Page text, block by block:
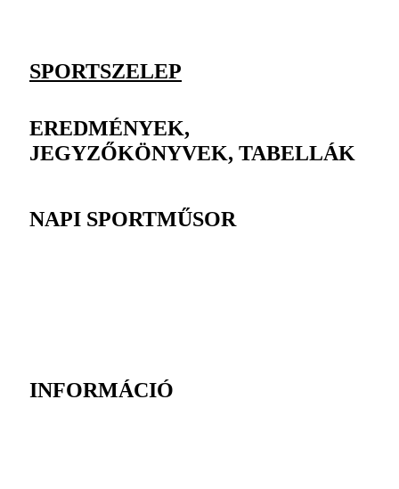
SPORTSZELEP
EREDMÉNYEK,
JEGYZŐKÖNYVEK, TABELLÁK
NAPI SPORTMŰSOR
INFORMÁCIÓ